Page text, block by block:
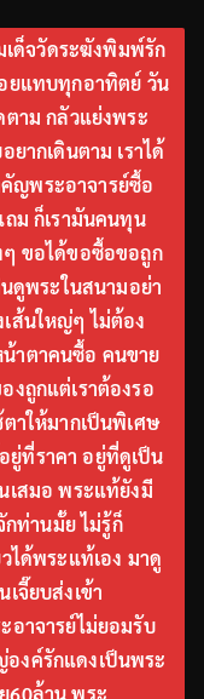
เด็จวัดระฆังพิมพ์รัก
ยแทบทุกอาทิตย์ วัน
ตาม กลัวแย่งพระ
ยากเดินตาม เราได้
ญพระอาจารย์ซื้อ
ถม ก็เรามันคนทุน
ๆ ขอได้ขอซื้อขอถูก
นดูพระในสนามอย่า
ส้นใหญ่ๆ ไม่ต้อง
าตาคนซื้อ คนขาย
งถูกแต่เราต้องรอ
าให้มากเป็นพิเศษ
ยู่ที่ราคา อยู่ที่ดูเป็น
เสมอ พระแท้ยังมี
กท่านมั้ย ไม่รู้ก็
ได้พระแท้เอง มาดู
จี๊ยบส่งเข้า
อาจารย์ไม่ยอมรับ
งค์รักแดงเป็นพระ
60ล้าน พระ